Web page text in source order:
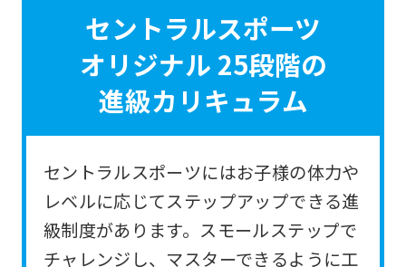
セントラルスポーツ
オリジナル 25段階の
進級カリキュラム
セントラルスポーツにはお子様の体力や
レベルに応じてステップアップできる進
級制度があります。スモールステップで
チャレンジし、マスターできるように工
translation)
to
return
to
the
page.
However,
if